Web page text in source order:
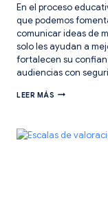
En el proceso
que podemos
comunicar ideas de
solo les ayudan a
fortalecen su
audiencias con
LEER MÁS EXPOSICIÓN
GUÍA